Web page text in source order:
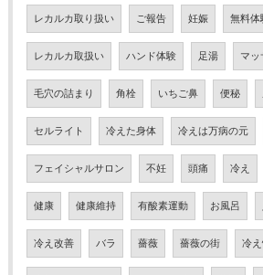
レカルカ取り扱い ご報告 妊娠 無料体
レカルカ取扱い ハンド体験 足湯 マッ
毛穴の詰まり 角栓 いちご鼻 便秘
セルライト 冷えた身体 冷えは万病の元
フェイシャルサロン 不妊 頭痛 冷え
健康 健康維持 有酸素運動 お風呂
冷え改善 バラ 薔薇 薔薇の街 冷